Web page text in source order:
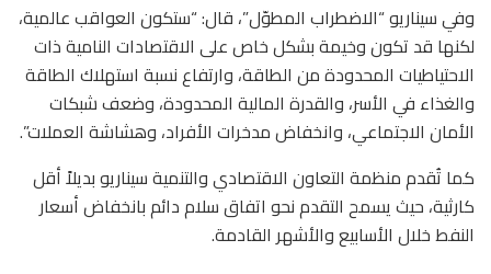
وفي سيناريو “الاضطراب المطوّل”، قال: “ستكون العواقب عالمية،
لكنها قد تكون وخيمة بشكل خاص على الاقتصادات النامية ذات
الاحتياطيات المحدودة من الطاقة، وارتفاع نسبة استهلاك الطاقة
والغذاء في الأسر، والقدرة المالية المحدودة، وضعف شبكات
الأمان الاجتماعي، وانخفاض مدخرات الأفراد، وهشاشة العملات”.
كما تُقدم منظمة التعاون الاقتصادي والتنمية سيناريو بديلاً أقل
كارثية، حيث يسمح التقدم نحو اتفاق سلام دائم بانخفاض أسعار
النفط خلال الأسابيع والأشهر القادمة.